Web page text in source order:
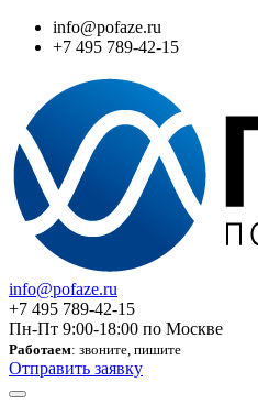
info@pofaze.ru
+7 495 789-42-15
info@pofaze.ru
+7 495 789-42-15
Пн-Пт 9:00-18:00 по Москве
Работаем: звоните, пишите
Отправить заявку